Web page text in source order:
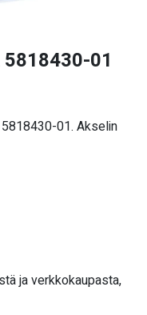
01
01. Akselin
ja verkkokaupasta,